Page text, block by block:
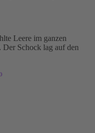
Leere im ganzen
Der Schock lag auf den